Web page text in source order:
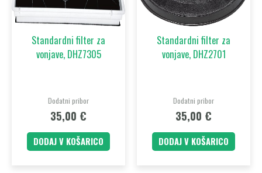
Standardni filter za
vonjave, DHZ7305
Dodatni pribor
35,00 €
DODAJ V KOŠARICO
Standardni filter za
vonjave, DHZ2701
Dodatni pribor
35,00 €
DODAJ V KOŠARICO